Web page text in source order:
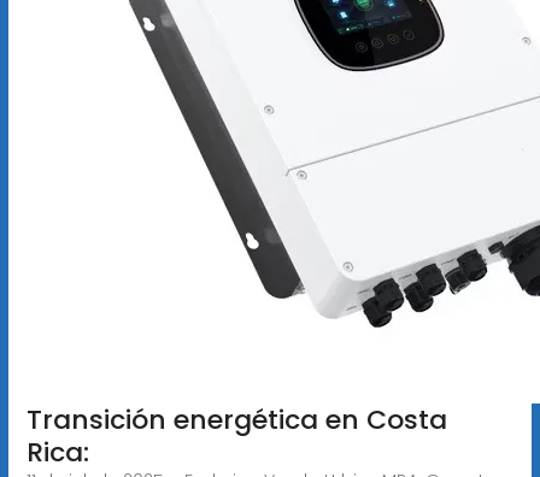
Transición energética en Costa
Rica: